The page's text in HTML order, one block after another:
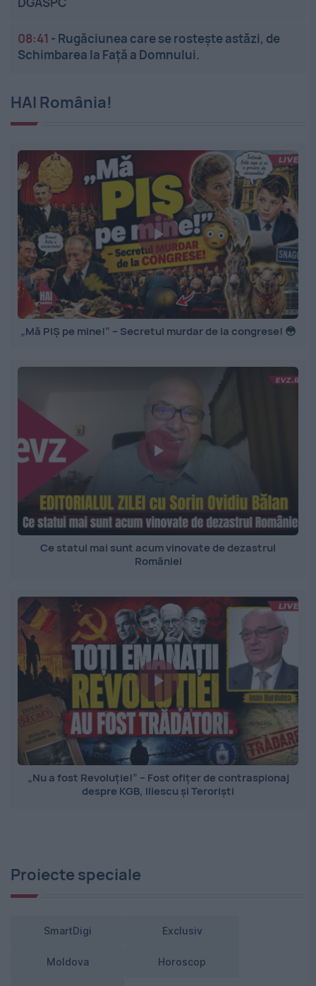
08:41 - Rugăciunea care se rostește astăzi, de
Schimbarea la Față a Domnului.
HAI România!
„Mă PIȘ pe mine!” – Secretul murdar de la congrese! 😳
Ce statui mai sunt acum vinovate de dezastrul
României
„Nu a fost Revoluție!” – Fost ofițer de contraspionaj
despre KGB, Iliescu și Teroriști
Proiecte speciale
SmartDigi Exclusiv
Moldova Horoscop